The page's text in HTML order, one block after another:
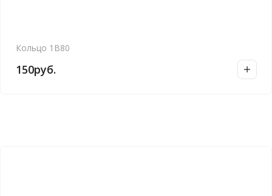
Кольцо 1В80
150руб.